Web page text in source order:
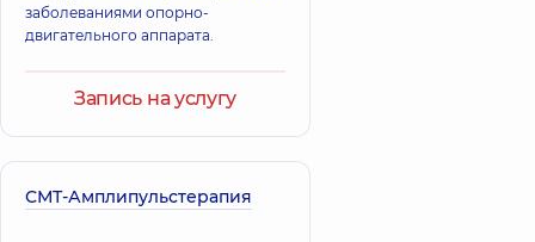
заболеваниями опорно-
двигательного аппарата.
Запись на услугу
СМТ-Амплипульстерапия